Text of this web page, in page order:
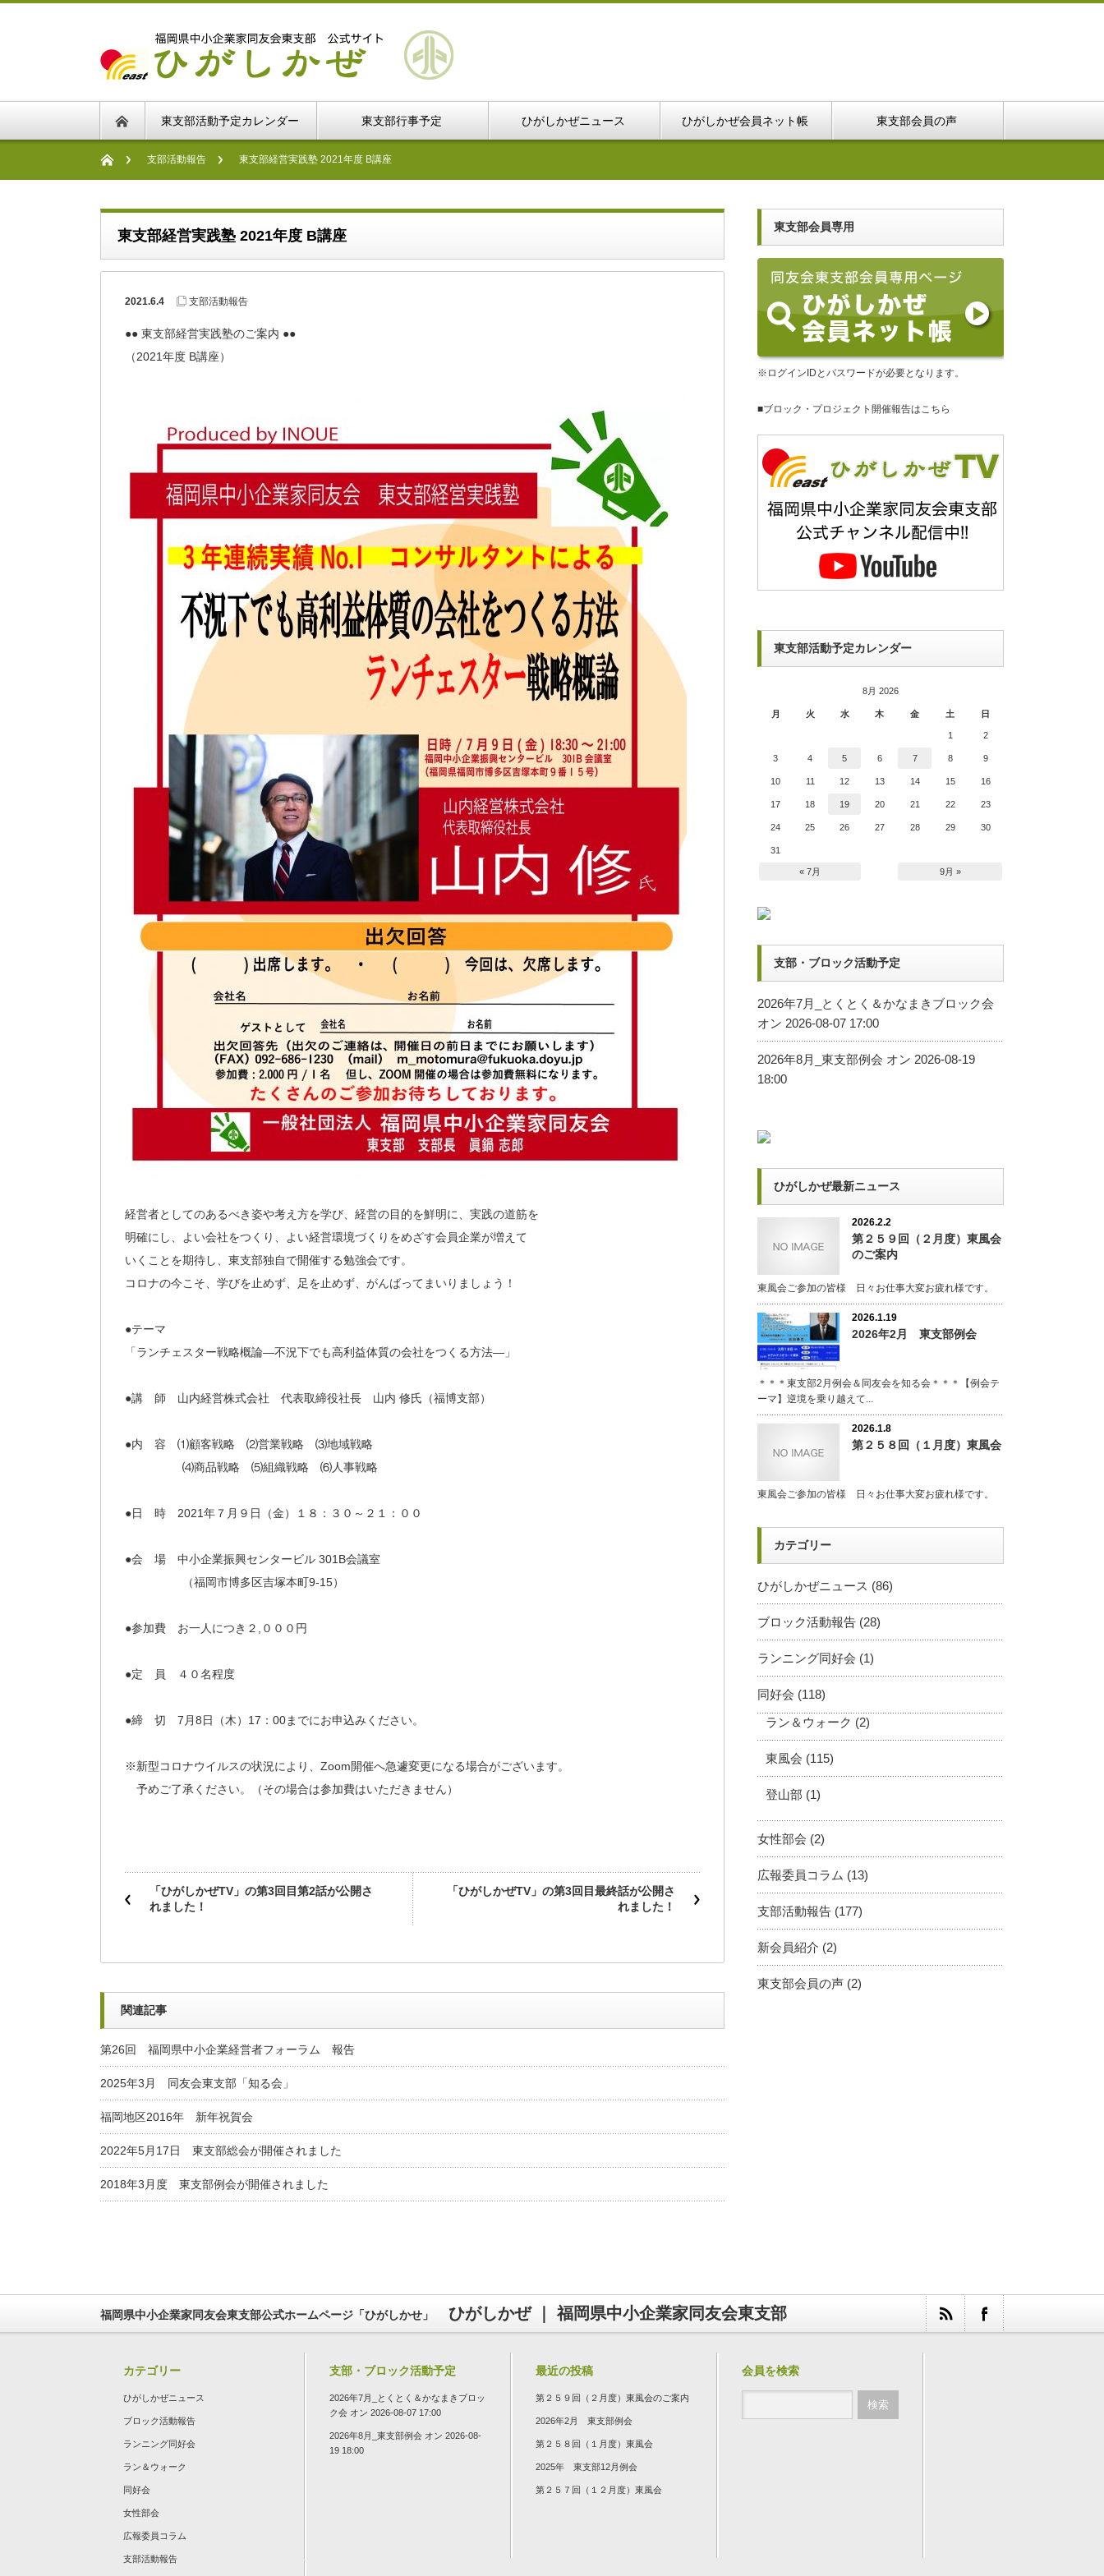
東支部活動予定カレンダー 東支部行事予定 ひがしかぜニュース ひがしかぜ会員ネット帳 東支部会員の声
支部活動報告 東支部経営実践塾 2021年度 B講座
東支部経営実践塾 2021年度 B講座
2021.6.4 支部活動報告
●● 東支部経営実践塾のご案内 ●●
（2021年度 B講座）
経営者としてのあるべき姿や考え方を学び、経営の目的を鮮明に、実践の道筋を
明確にし、よい会社をつくり、よい経営環境づくりをめざす会員企業が増えて
いくことを期待し、東支部独自で開催する勉強会です。
コロナの今こそ、学びを止めず、足を止めず、がんばってまいりましょう！
●テーマ
「ランチェスター戦略概論―不況下でも高利益体質の会社をつくる方法―」
●講 師 山内経営株式会社 代表取締役社長 山内 修氏（福博支部）
●内 容 ⑴顧客戦略 ⑵営業戦略 ⑶地域戦略
⑷商品戦略 ⑸組織戦略 ⑹人事戦略
●日 時 2021年７月９日（金）１８：３０～２１：００
●会 場 中小企業振興センタービル 301B会議室
（福岡市博多区吉塚本町9-15）
●参加費 お一人につき２,０００円
●定 員 ４０名程度
●締 切 7月8日（木）17：00までにお申込みください。
※新型コロナウイルスの状況により、Zoom開催へ急遽変更になる場合がございます。
予めご了承ください。（その場合は参加費はいただきません）
「ひがしかぜTV」の第3回目第2話が公開さ
れました！
「ひがしかぜTV」の第3回目最終話が公開さ
れました！
関連記事
第26回 福岡県中小企業経営者フォーラム 報告
2025年3月 同友会東支部「知る会」
福岡地区2016年 新年祝賀会
2022年5月17日 東支部総会が開催されました
2018年3月度 東支部例会が開催されました
東支部会員専用
※ログインIDとパスワードが必要となります。
■ブロック・プロジェクト開催報告はこちら
東支部活動予定カレンダー
8月 2026
月 火 水 木 金 土 日
1 2
3 4 5 6 7 8 9
10 11 12 13 14 15 16
17 18 19 20 21 22 23
24 25 26 27 28 29 30
31
« 7月 9月 »
支部・ブロック活動予定
2026年7月_とくとく＆かなまきブロック会
オン 2026-08-07 17:00
2026年8月_東支部例会 オン 2026-08-19
18:00
ひがしかぜ最新ニュース
2026.2.2
第２５９回（２月度）東風会
のご案内
東風会ご参加の皆様 日々お仕事大変お疲れ様です。
2026.1.19
2026年2月 東支部例会
＊＊＊東支部2月例会＆同友会を知る会＊＊＊【例会テ
ーマ】逆境を乗り越えて...
2026.1.8
第２５８回（１月度）東風会
東風会ご参加の皆様 日々お仕事大変お疲れ様です。
カテゴリー
ひがしかぜニュース (86)
ブロック活動報告 (28)
ランニング同好会 (1)
同好会 (118)
ラン＆ウォーク (2)
東風会 (115)
登山部 (1)
女性部会 (2)
広報委員コラム (13)
支部活動報告 (177)
新会員紹介 (2)
東支部会員の声 (2)
福岡県中小企業家同友会東支部公式ホームページ「ひがしかせ」 ひがしかぜ ｜ 福岡県中小企業家同友会東支部
カテゴリー
ひがしかぜニュース
ブロック活動報告
ランニング同好会
ラン＆ウォーク
同好会
女性部会
広報委員コラム
支部活動報告
支部・ブロック活動予定
2026年7月_とくとく＆かなまきブロッ
ク会 オン 2026-08-07 17:00
2026年8月_東支部例会 オン 2026-08-
19 18:00
最近の投稿
第２５９回（２月度）東風会のご案内
2026年2月 東支部例会
第２５８回（１月度）東風会
2025年 東支部12月例会
第２５７回（１２月度）東風会
会員を検索